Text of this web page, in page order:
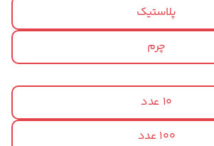
پلاستیک
چرم
10 عدد
100 عدد